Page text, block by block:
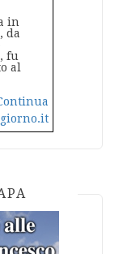
in
da
fu
al